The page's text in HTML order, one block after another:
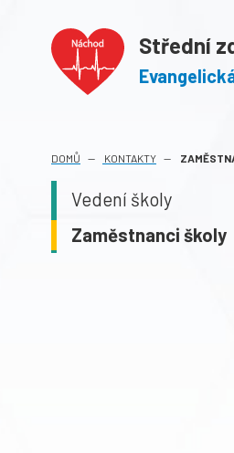
Střední
DOMŮ KONTAKTY
Vedení školy
Zaměstnanci školy